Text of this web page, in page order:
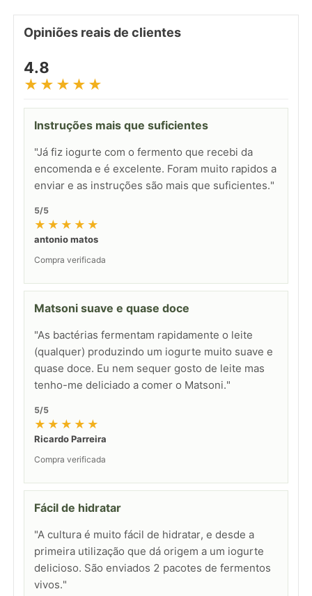
Opiniões reais de clientes
4.8
★★★★★
Instruções mais que suficientes
"Já fiz iogurte com o fermento que recebi da
encomenda e é excelente. Foram muito rapidos a
enviar e as instruções são mais que suficientes."
5/5
★★★★★
antonio matos
Compra verificada
Matsoni suave e quase doce
"As bactérias fermentam rapidamente o leite
(qualquer) produzindo um iogurte muito suave e
quase doce. Eu nem sequer gosto de leite mas
tenho-me deliciado a comer o Matsoni."
5/5
★★★★★
Ricardo Parreira
Compra verificada
Fácil de hidratar
"A cultura é muito fácil de hidratar, e desde a
primeira utilização que dá origem a um iogurte
delicioso. São enviados 2 pacotes de fermentos
vivos."